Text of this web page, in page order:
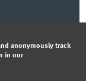
anonymously track
in our